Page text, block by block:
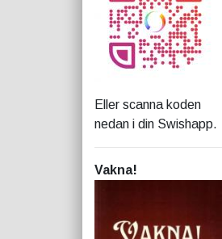
Eller scanna koden
nedan i din Swishapp.
Vakna!